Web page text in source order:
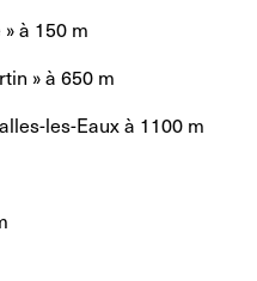
à 150 m
» à 650 m
les-Eaux à 1100 m